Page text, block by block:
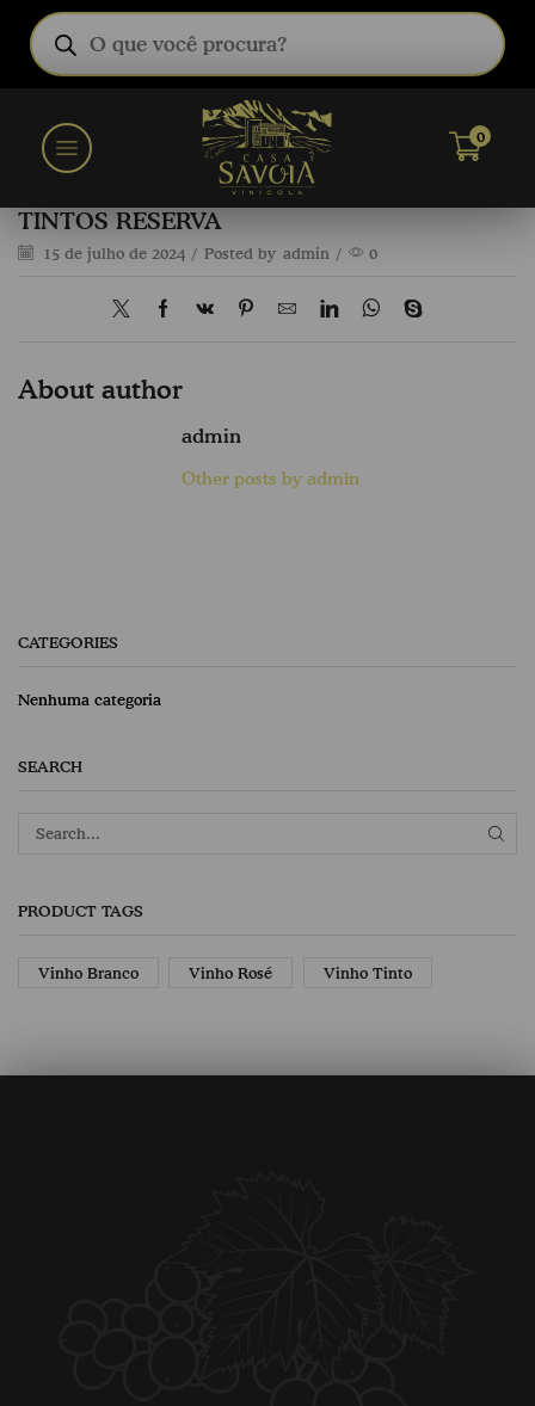
0
TINTOS RESERVA
15 de julho de 2024 / Posted by admin / 0
About author
admin
Other posts by admin
CATEGORIES
Nenhuma categoria
SEARCH
PRODUCT TAGS
Vinho Branco Vinho Rosé Vinho Tinto